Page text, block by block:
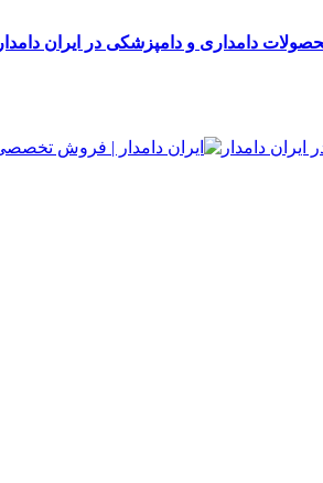
دامداری و دامپزشکی در ایران دامدار